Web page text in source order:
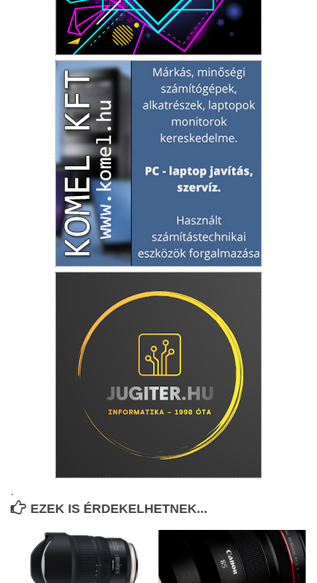
.
EZEK IS ÉRDEKELHETNEK...